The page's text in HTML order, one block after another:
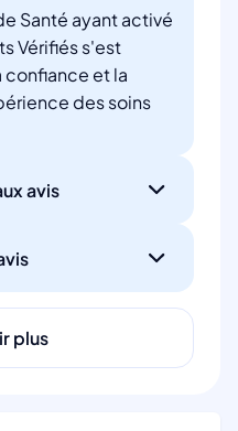
Santé ayant activé
Vérifiés s'est
confiance et la
des soins
avis
plus